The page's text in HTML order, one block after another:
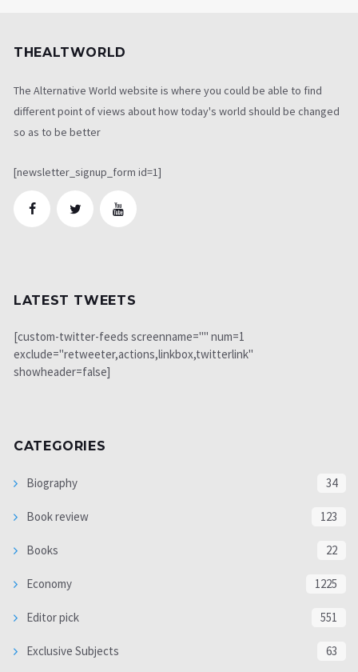
THEALTWORLD
The Alternative World website is where you could be able to find
different point of views about how today's world should be changed
so as to be better
[newsletter_signup_form id=1]
LATEST TWEETS
[custom-twitter-feeds screenname="" num=1
exclude="retweeter,actions,linkbox,twitterlink"
showheader=false]
CATEGORIES
Biography 34
Book review 123
Books 22
Economy 1225
Editor pick 551
Exclusive Subjects 63